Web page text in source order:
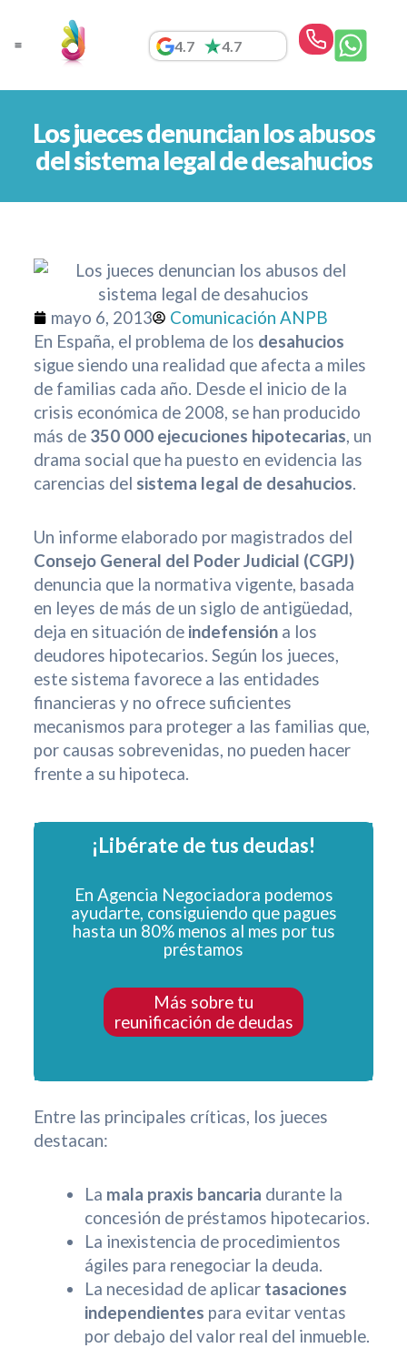
contenido
4.7 4.7
Los jueces denuncian los abusos
del sistema legal de desahucios
mayo 6, 2013
Comunicación ANPB
En España, el problema de los desahucios
sigue siendo una realidad que afecta a miles
de familias cada año. Desde el inicio de la
crisis económica de 2008, se han producido
más de 350 000 ejecuciones hipotecarias, un
drama social que ha puesto en evidencia las
carencias del sistema legal de desahucios.
Un informe elaborado por magistrados del
Consejo General del Poder Judicial (CGPJ)
denuncia que la normativa vigente, basada
en leyes de más de un siglo de antigüedad,
deja en situación de indefensióna los
deudores hipotecarios. Según los jueces,
este sistema favorece a las entidades
financieras y no ofrece suficientes
mecanismos para proteger a las familias que,
por causas sobrevenidas, no pueden hacer
frente a su hipoteca.
¡Libérate de tus deudas!
En Agencia Negociadora podemos
ayudarte, consiguiendo que pagues
hasta un 80% menos al mes por tus
préstamos
Más sobre tu
reunificación de deudas
Entre las principales críticas, los jueces
destacan:
La mala praxis bancaria durante la
concesión de préstamos hipotecarios.
La inexistencia de procedimientos
ágiles para renegociar la deuda.
La necesidad de aplicar tasaciones
independientes para evitar ventas
por debajo del valor real del inmueble.